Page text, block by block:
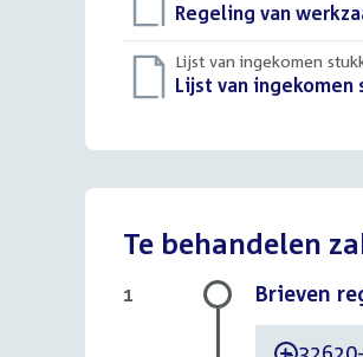
Download
bestand:
Regeling van
Lijst van ingekomen
Download
Lijst van ingekomen
Te behandelen
Brieven
1